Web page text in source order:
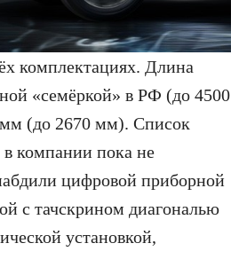
комплектациях. Длина
«семёркой» в РФ (до 4500
мм (до 2670 мм). Список
в компании пока не
цифровой приборной
с тачскрином диагональю
установкой,